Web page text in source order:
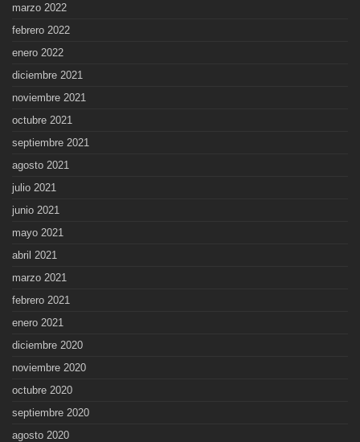
marzo 2022
febrero 2022
enero 2022
diciembre 2021
noviembre 2021
octubre 2021
septiembre 2021
agosto 2021
julio 2021
junio 2021
mayo 2021
abril 2021
marzo 2021
febrero 2021
enero 2021
diciembre 2020
noviembre 2020
octubre 2020
septiembre 2020
agosto 2020